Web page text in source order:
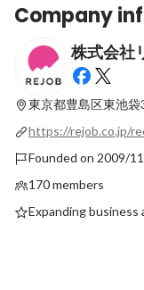
リジョブの全てがわか
更新中！）
Pinned
Company
株式会社
東京都豊島区東池袋
https://rejob.co.jp/
Founded on 2009/11
170 members
Expanding business